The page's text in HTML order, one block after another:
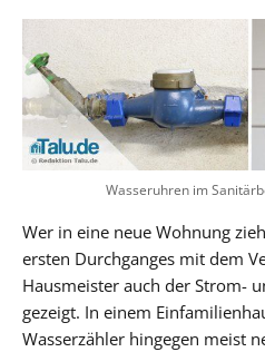
Wasseruhren im
Wer in eine neue Wohnung
ersten Durchganges mit dem
Hausmeister auch der Strom-
gezeigt. In einem
Wasserzähler hingegen meist